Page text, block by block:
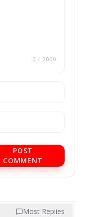
0 / 2000
POST
COMMENT
Most Replies